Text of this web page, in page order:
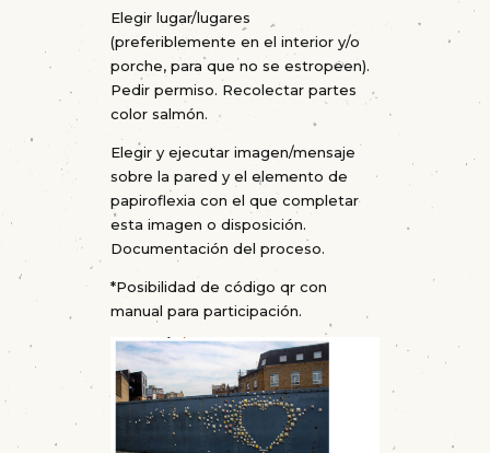
Elegir lugar/lugares
(preferiblemente en el interior y/o
porche, para que no se estropeen).
Pedir permiso. Recolectar partes
color salmón.
Elegir y ejecutar imagen/mensaje
sobre la pared y el elemento de
papiroflexia con el que completar
esta imagen o disposición.
Documentación del proceso.
*Posibilidad de código qr con
manual para participación.